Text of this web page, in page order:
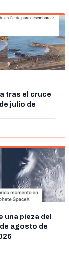
tras el cruce
julio de
una pieza del
agosto de